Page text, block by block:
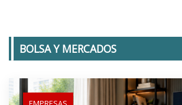
BOLSA Y MERCADOS